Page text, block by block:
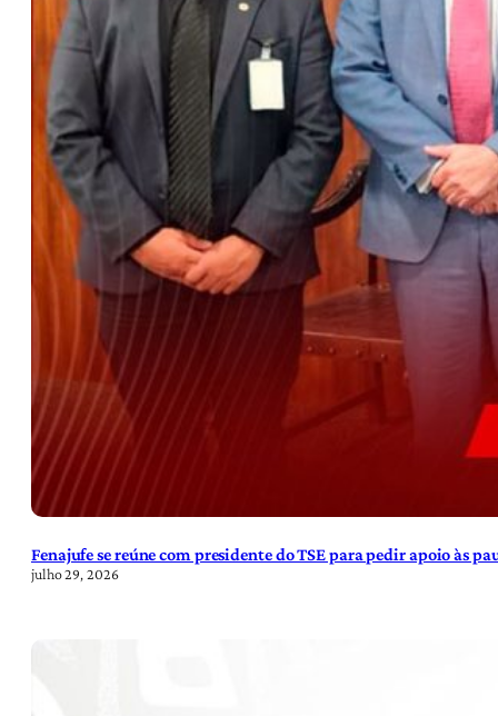
Fenajufe se reúne com presidente do TSE para pedir apoio às
julho 29, 2026